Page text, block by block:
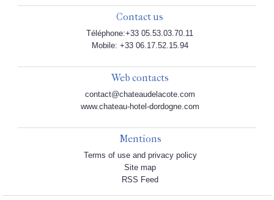
Contact us
Téléphone:+33 05.53.03.70.11
Mobile: +33 06.17.52.15.94
Web contacts
contact@chateaudelacote.com
www.chateau-hotel-dordogne.com
Mentions
Terms of use and privacy policy
Site map
RSS Feed